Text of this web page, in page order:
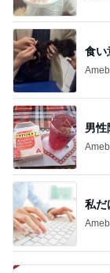
食い
男性
私だ